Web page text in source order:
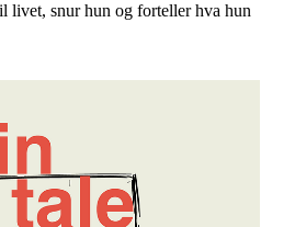
livet, snur hun og forteller hva hun